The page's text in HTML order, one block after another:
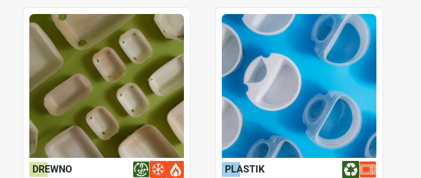
Nadające się do recyklingu
Tak Nie
Opcja materiału pochodzącego z recyklingu
Tak Nie
DREWNO PLASTIK